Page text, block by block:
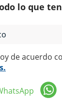
lo que
de acuerdo